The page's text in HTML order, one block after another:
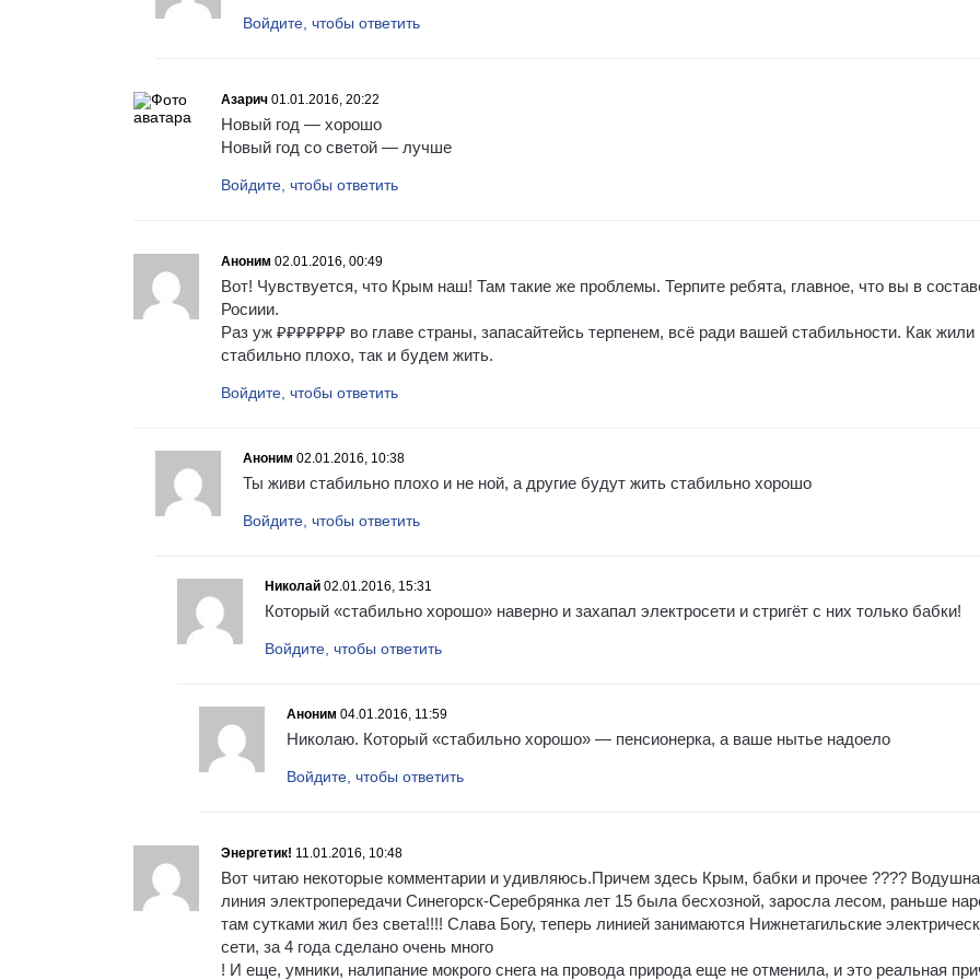
Войдите, чтобы ответить
Азарич 01.01.2016, 20:22
Новый год — хорошо
Новый год со светой — лучше
Войдите, чтобы ответить
Аноним 02.01.2016, 00:49
Вот! Чувствуется, что Крым наш! Там такие же проблемы. Терпите ребята, главное, что вы в
Росиии.
Раз уж ₽₽₽₽₽₽₽ во главе страны, запасайтейсь терпенем, всё ради вашей стабильности. Как жили
стабильно плохо, так и будем жить.
Войдите, чтобы ответить
Аноним 02.01.2016, 10:38
Ты живи стабильно плохо и не ной, а другие будут жить стабильно хорошо
Войдите, чтобы ответить
Николай 02.01.2016, 15:31
Который «стабильно хорошо» наверно и захапал электросети и стригёт с них только бабки!
Войдите, чтобы ответить
Аноним 04.01.2016, 11:59
Николаю. Который «стабильно хорошо» — пенсионерка, а ваше нытье надоело
Войдите, чтобы ответить
Энергетик! 11.01.2016, 10:48
Вот читаю некоторые комментарии и удивляюсь.Причем здесь Крым, бабки и прочее ????
линия электропередачи Синегорск-Серебрянка лет 15 была бесхозной, заросла лесом, раньше
там сутками жил без света!!!! Слава Богу, теперь линией занимаются Нижнетагильские
сети, за 4 года сделано очень много
! И еще, умники, налипание мокрого снега на провода природа еще не отменила, и это реальная